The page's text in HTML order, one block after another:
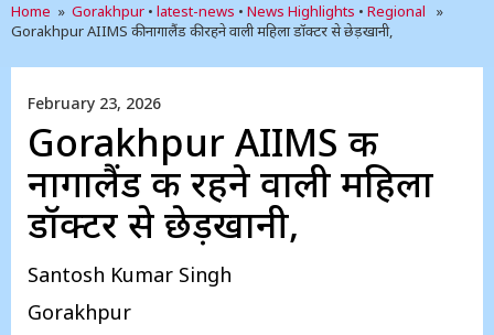
Home » Gorakhpur • latest-news • News Highlights • Regional »
Gorakhpur AIIMS की नागालैंड की रहने वाली महिला डॉक्टर से छेड़खानी,
February 23, 2026
Gorakhpur AIIMS की
नागालैंड की रहने वाली महिला
डॉक्टर से छेड़खानी,
Santosh Kumar Singh
Gorakhpur